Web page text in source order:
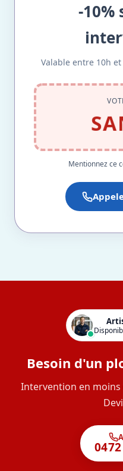
-10%
Valable entre 10h
Mentionnez ce
Besoin d'un
Intervention en moins